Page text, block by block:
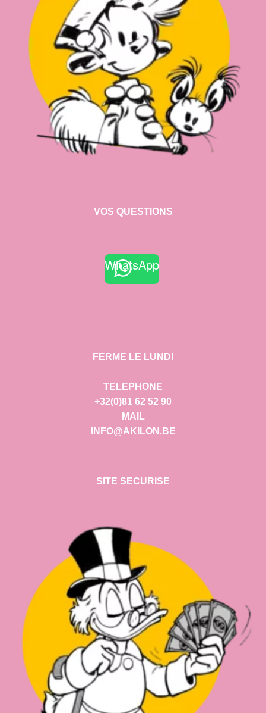
VOS QUESTIONS
WhatsApp
FERME LE LUNDI
TELEPHONE
+32(0)81 62 52 90
MAIL
INFO@AKILON.BE
SITE SECURISE